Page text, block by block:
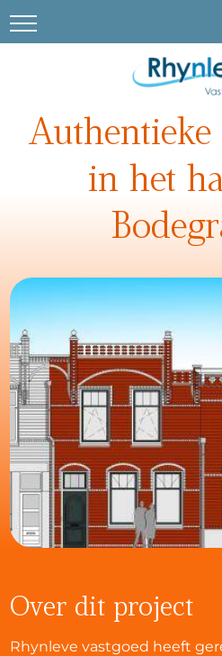
in het
Over dit project
Rhynleve vastgoed heeft